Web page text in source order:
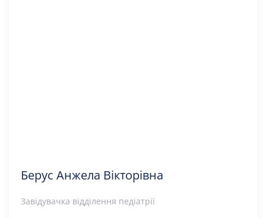
Берус Анжела Вікторівна
Завідувачка відділення педіатрії